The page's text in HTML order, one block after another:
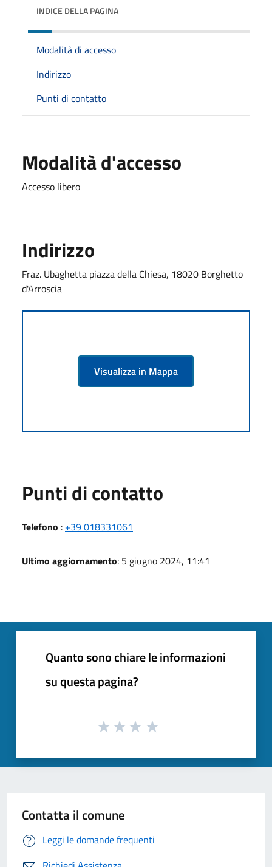
INDICE DELLA PAGINA
Modalità di accesso
Indirizzo
Punti di contatto
Modalità d'accesso
Accesso libero
Indirizzo
Fraz. Ubaghetta piazza della Chiesa, 18020 Borghetto
d'Arroscia
Visualizza in Mappa
Punti di contatto
Telefono : +39 018331061
Ultimo aggiornamento: 5 giugno 2024, 11:41
Quanto sono chiare le informazioni
su questa pagina?
Contatta il comune
Leggi le domande frequenti